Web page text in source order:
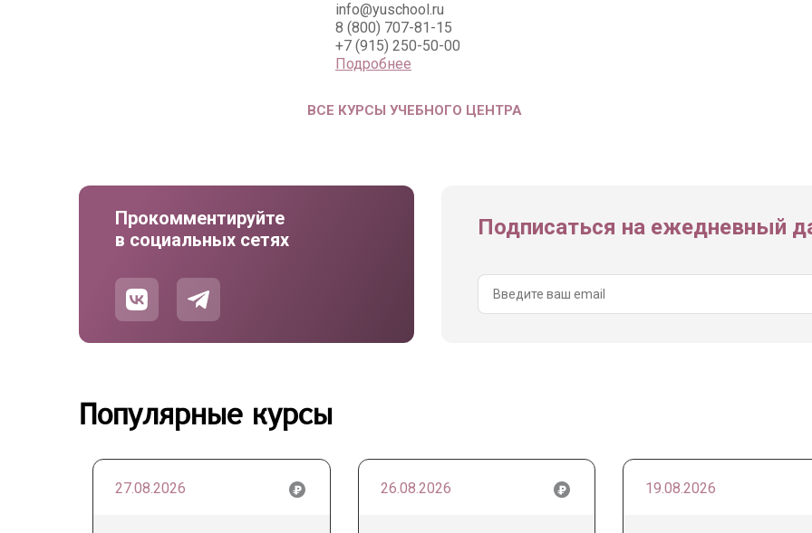
info@yusсhool.ru
8 (800) 707-81-15
+7 (915) 250-50-00
Подробнее
ВСЕ КУРСЫ УЧЕБНОГО ЦЕНТРА
Прокомментируйте
в социальных сетях
Подписаться на ежедневный
Популярные курсы
27.08.2026 26.08.2026 19.08.2026